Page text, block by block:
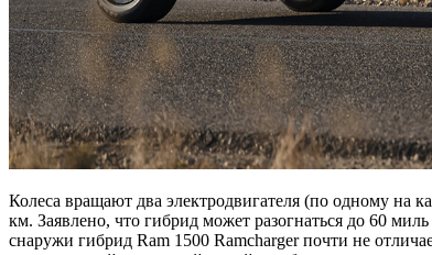
Колеса вращают два электродвигателя (по одному
км. Заявлено, что гибрид может разогнаться до 60
снаружи гибрид Ram 1500 Ramcharger почти не